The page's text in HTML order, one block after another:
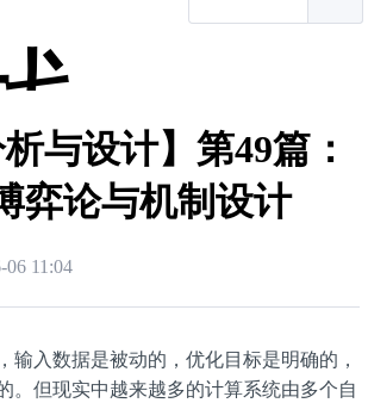
析与设计】第49篇：
弈论与机制设计
06 11:04
输入数据是被动的，优化目标是明确的，
。但现实中越来越多的计算系统由多个自